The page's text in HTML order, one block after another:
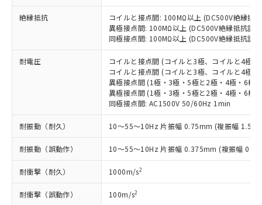
絶縁抵抗
コイルと接点間: 100MΩ以上 (DC500V絶縁抵
異極接点間: 100MΩ以上 (DC500V絶縁抵抗計
同極接点間: 100MΩ以上 (DC500V絶縁抵抗計
耐電圧
コイルと接点間 (コイルと3極、コイルと4極
コイルと接点間 (コイルと3極、コイルと4極
異極接点間 (1極・3極・5極と2極・4極・6極
異極接点間 (1極・3極・5極と2極・4極・6極
同極接点間: AC1500V 50/60Hz 1min
耐振動（耐久） 10～55～10Hz 片振幅 0.75mm (複振幅
耐振動（誤動作） 10～55～10Hz 片振幅 0.375mm (複振幅
耐衝撃（耐久） 1000m/s2
耐衝撃（誤動作） 100m/s2
以下の条件をお読みいただき、同意のうえ
ご利用ください。
本サービスは、当社制御機器事業取扱
商品の当社在庫状況および標準価格
(税抜)を提供させていただくもので
当社制御機器事業取扱商品の中には、
本サービスの対象外となる商品もある
ことをご了承ください。
在庫状況および標準価格照会結果は、
記載している更新日時点での社内デー
タに基づき作成されるものであり、閲
覧された時点での実際の在庫および標
準価格とは異なる場合があることをご
了承ください。
対応予定なし：EU RoHS指令（10物質）の
非含有に非対応の商品で、対応品を出す予
定はありません。
調査・確認中：EU RoHS指令（10物質）の
非含有の対応状況を調査中または確認中の
非該当品：ライセンス料など無形物で、有
害物質有無と関係のない商品です。
仕入先様の事情により、非含有部品として
いたものが、含有品と判明した場合などや
むを得ず変更することがあります。
*EU RoHS指令（10物質）：
鉛(Pb) 1000ppm以下、 水銀(Hg) 1000ppm以下、 カド
ミウム(Cd) 100ppm以下、
類(PBB) 1000ppm以下、ポリ臭化ジフェニルエーテル類
(PBDE) 1000ppm以下、フタル酸ビス(2-エチルヘキシ
※1 中国RoHS○×表
「○」：最大均質材料含有率が中国RoHSの
基準値以下であることを示します。
「×」：最大均質材料含有率が中国RoHSの
基準値を超えていることを示します。
「－」：未確認です。当社販売部門へお問
い合わせください。
Pb(鉛) :1000ppm、 Hg(水銀) : 1000ppm、 Cd(カドミウ
Cr(Ⅵ)(六価クロム) : 1000ppm、 PBBs(ポリ臭化ビフェ
ニル類) : 1000ppm、 PBDEs(ポリ臭化ジフェニルエーテ
為替および外国貿易法に定める商品
（以下｢規制貨物等」という）を輸出
または国外への提供する場合は、日本
国政府の輸出許可(または役務取引許
可)を取得するなどの必要な手続きを
とります。
号
説明
○ 一定数以上の在庫あり